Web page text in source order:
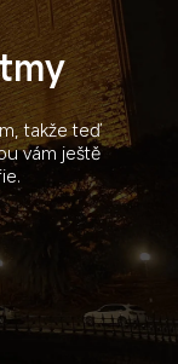
takže teď
vám ještě